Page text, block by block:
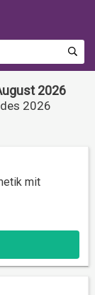
2026
2026
mit